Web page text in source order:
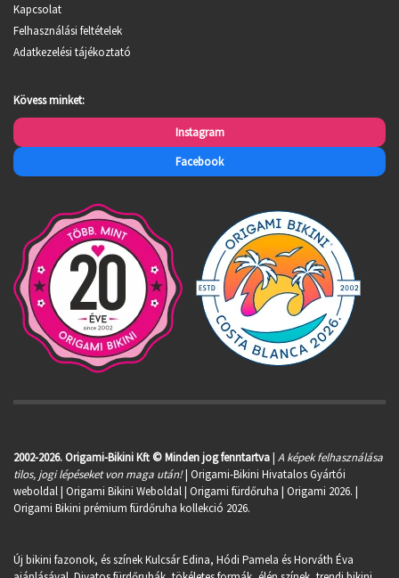
Kapcsolat
Felhasználási feltételek
Adatkezelési tájékoztató
Kövess minket:
Instagram
Facebook
2002-2026. Origami-Bikini Kft © Minden jog fenntartva| A képek felhasználása
tilos, jogi lépéseket von maga után!| Origami-Bikini Hivatalos Gyártói
weboldal | Origami Bikini Weboldal | Origami fürdőruha | Origami 2026. |
Origami Bikini prémium fürdőruha kollekció 2026.
Új bikini fazonok, és színek Kulcsár Edina, Hódi Pamela és Horváth Éva